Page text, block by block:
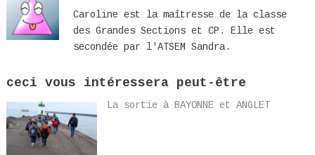
Caroline est la maîtresse de la classe
des Grandes Sections et CP. Elle est
secondée par l'ATSEM Sandra.
ceci vous intéressera peut-être
La sortie à BAYONNE et ANGLET